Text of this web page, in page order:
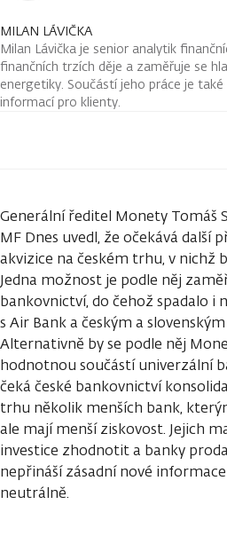
MILAN LÁVIČKA
Milan Lávička je senior analytik
finančních trzích děje a zaměřuje se
energetiky. Součástí jeho práce je
informací pro klienty.
Generální ředitel Monety Tomáš
MF Dnes uvedl, že očekává další
akvizice na českém trhu, v nichž
Jedna možnost je podle něj
bankovnictví, do čehož spadalo i
s Air Bank a českým a
Alternativně by se podle něj
hodnotnou součástí univerzální
čeká české bankovnictví
trhu několik menších bank,
ale mají menší ziskovost. Jejich
investice zhodnotit a banky
nepřináší zásadní nové
neutrálně.